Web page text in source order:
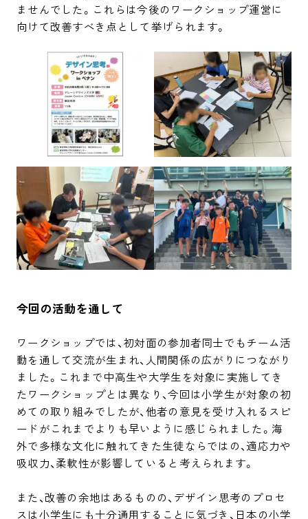
ませんでした。これらは今後のワークショップ運営に
向けて改善すべき点として挙げられます。
今回の活動を通して
ワークショップでは、初対面の参加者同士でもチーム活
動を通して交流が生まれ、人間関係の広がりにつながり
ました。これまで中高生や大学生を対象に実施してき
たワークショップとは異なり、今回は小学生が対象の初
めての取り組みでしたが、他者の意見を受け入れるスピ
ードがこれまでよりも早いように感じられました。海
外で多様な文化に触れてきた生徒ならではの、適応力や
吸収力、柔軟性が影響していると考えられます。
また、改善の余地はあるものの、デザイン思考のプロセ
スは小学生にも十分通用することに気づき、日本の小学